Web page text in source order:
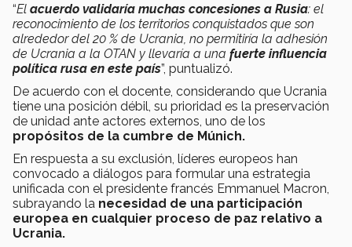
“El acuerdo validaría muchas concesiones a Rusia: el
reconocimiento de los territorios conquistados que son
alrededor del 20 % de Ucrania, no permitiría la adhesión
de Ucrania a la OTAN y llevaría a una fuerte influencia
política rusa en este país”, puntualizó.
De acuerdo con el docente, considerando que Ucrania
tiene una posición débil, su prioridad es la preservación
de unidad ante actores externos, uno de los
propósitos de la cumbre de Múnich.
En respuesta a su exclusión, líderes europeos han
convocado a diálogos para formular una estrategia
unificada con el presidente francés Emmanuel Macron,
subrayando la necesidad de una participación
europea en cualquier proceso de paz relativo a
Ucrania.